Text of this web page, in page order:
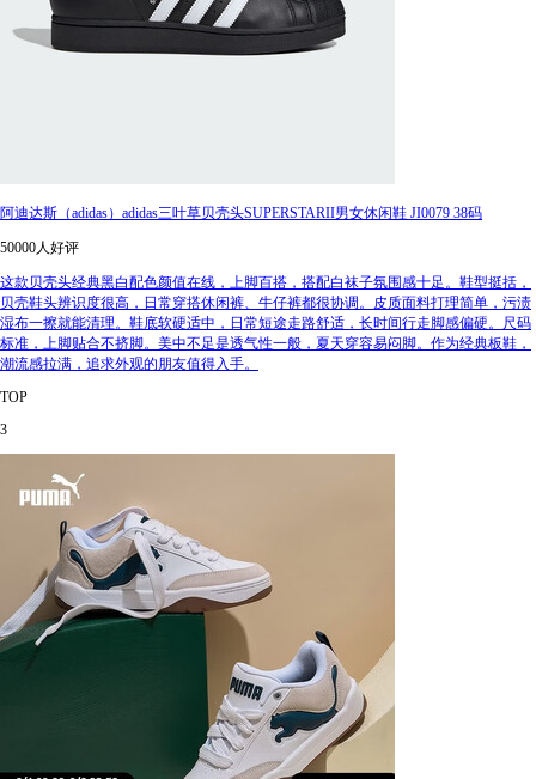
阿迪达斯（adidas）adidas三叶草贝壳头SUPERSTARII男女休闲鞋 JI0079 38码
50000人好评
这款贝壳头经典黑白配色颜值在线，上脚百搭，搭配白袜子氛围感十足。鞋型挺括，
贝壳鞋头辨识度很高，日常穿搭休闲裤、牛仔裤都很协调。皮质面料打理简单，污渍
湿布一擦就能清理。鞋底软硬适中，日常短途走路舒适，长时间行走脚感偏硬。尺码
标准，上脚贴合不挤脚。美中不足是透气性一般，夏天穿容易闷脚。作为经典板鞋，
潮流感拉满，追求外观的朋友值得入手。
TOP
3